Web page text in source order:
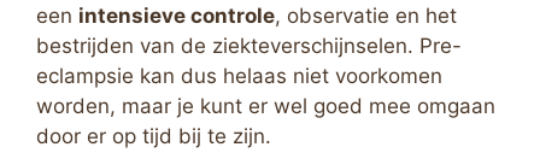
een intensieve controle, observatie en het
bestrijden van de ziekteverschijnselen. Pre-
eclampsie kan dus helaas niet voorkomen
worden, maar je kunt er wel goed mee omgaan
door er op tijd bij te zijn.